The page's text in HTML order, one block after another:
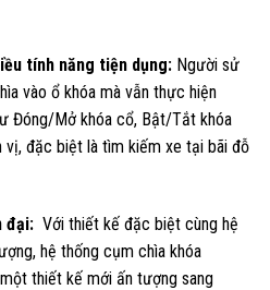
tính năng tiện dụng: Người sử
vào ổ khóa mà vẫn thực hiện
Đóng/Mở khóa cổ, Bật/Tắt khóa
vị, đặc biệt là tìm kiếm xe tại bãi đỗ
đại: Với thiết kế đặc biệt cùng hệ
hệ thống cụm chìa khóa
thiết kế mới ấn tượng sang